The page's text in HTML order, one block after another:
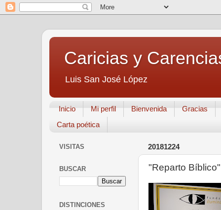
Caricias y
Luis San José López
Inicio Mi perfil Bienvenida
Gracias
Carta poética
20181224
"Reparto Bíblico"
VISITAS
BUSCAR
DISTINCIONES